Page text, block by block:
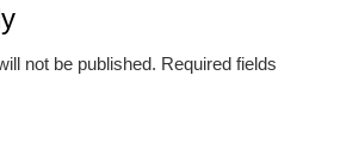
not be published. Required fields